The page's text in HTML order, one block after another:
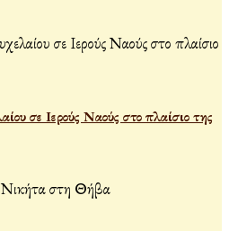
σε Ιερούς Ναούς στο πλαίσιο της